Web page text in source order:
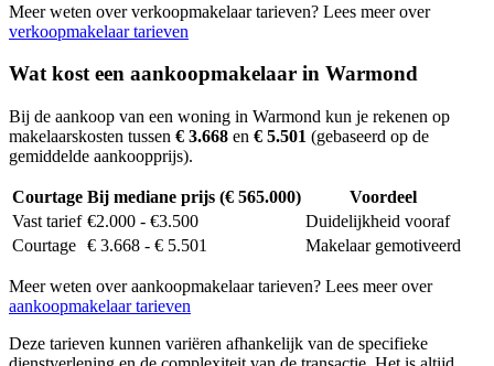
Meer weten over verkoopmakelaar tarieven? Lees meer over
verkoopmakelaar tarieven
Wat kost een aankoopmakelaar in Warmond
Bij de aankoop van een woning in Warmond kun je rekenen op
makelaarskosten tussen € 3.668 en € 5.501 (gebaseerd op de
gemiddelde aankoopprijs).
Courtage Bij mediane prijs (€ 565.000)
Voordeel
Vast tarief €2.000 - €3.500
Duidelijkheid vooraf
Courtage € 3.668 - € 5.501 Makelaar gemotiveerd
Meer weten over aankoopmakelaar tarieven? Lees meer over
aankoopmakelaar tarieven
Deze tarieven kunnen variëren afhankelijk van de specifieke